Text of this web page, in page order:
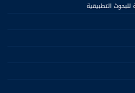
للبحوث التطبيقية